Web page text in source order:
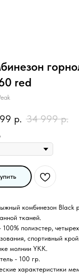
red
р. 34 999 р.
комбинезон Black
тканей.
100% полиэстер,
спортивный
молнии YKK.
- 100 гр.
характеристики